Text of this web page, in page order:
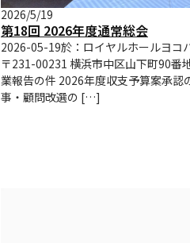
2026/5/19
第18回 2026年度通常総会
2026-05-19於：ロイヤルホールヨコ
〒231-00231 横浜市中区山下町90番
業報告の件 2026年度収支予算案承認
事・顧問改選の […]